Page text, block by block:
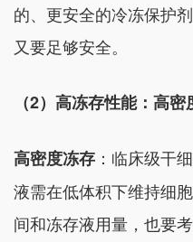
的、更安全的冷冻保护
又要足够安全。
（2）高冻存性能：高
高密度冻存 ：临床级干
液需在低体积下维持细
间和冻存液用量，也要